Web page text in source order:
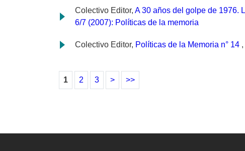
Colectivo Editor, A 30 años del golpe de 1976.
6/7 (2007): Políticas de la memoria
Colectivo Editor, Políticas de la Memoria n° 14 ,
1 2 3 > >>